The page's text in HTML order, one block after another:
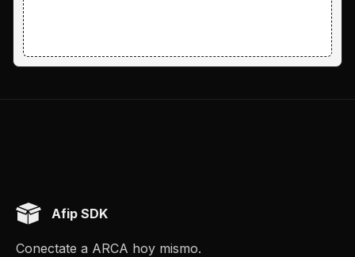
Afip SDK
Conectate a ARCA hoy mismo.